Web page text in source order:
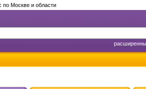
по Москве и области